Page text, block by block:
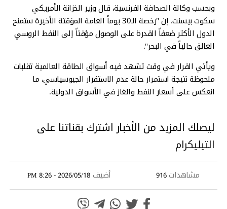
وبحسب وكالة الصحافة الفرنسية، قال وزير الخزانة الأمريكي
سكوت بيسنت، إن "رخصة الـ30 يوماً العامة المؤقتة الأخيرة ستمنح
الدول الأكثر ضعفاً القدرة على الوصول مؤقتاً إلى النفط الروسي
العالق حالياً في البحر".
ويأتي القرار في وقت تشهد فيه أسواق الطاقة العالمية تقلبات
ملحوظة نتيجة استمرار حالة عدم الاستقرار الجيوسياسي، ما
انعكس على أسعار النفط والغاز في الأسواق الدولية.
ليصلك المزيد من الأخبار اشترك بقناتنا على
التيليكرام
مشاهدات916 أضيف 2026/05/18 - 8:26 PM